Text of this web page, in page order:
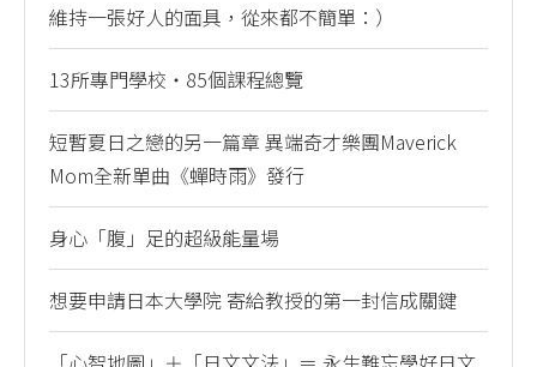
維持一張好人的面具，從來都不簡單：）
13所專門學校・85個課程總覽
短暫夏日之戀的另一篇章 異端奇才樂團Maverick
Mom全新單曲《蟬時雨》發行
身心「腹」足的超級能量場
想要申請日本大學院 寄給教授的第一封信成關鍵